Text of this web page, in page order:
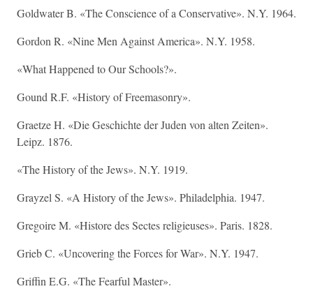
Goldwater B. «The Conscience of a Conservative». N.Y. 1964.
Gordon R. «Nine Men Against America». N.Y. 1958.
«What Happened to Our Schools?».
Gound R.F. «History of Freemasonry».
Graetze H. «Die Geschichte der Juden von alten Zeiten».
Leipz. 1876.
«The History of the Jews». N.Y. 1919.
Grayzel S. «A History of the Jews». Philadelphia. 1947.
Gregoire M. «Histore des Sectes religieuses». Paris. 1828.
Grieb C. «Uncovering the Forces for War». N.Y. 1947.
Griffin E.G. «The Fearful Master».